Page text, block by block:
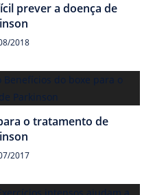
prever a doença de
2018
o tratamento de
2017